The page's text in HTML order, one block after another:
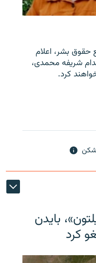
حقوق بشر، اعلام
شریفه محمدی،
کرد.
بایدن
کرد